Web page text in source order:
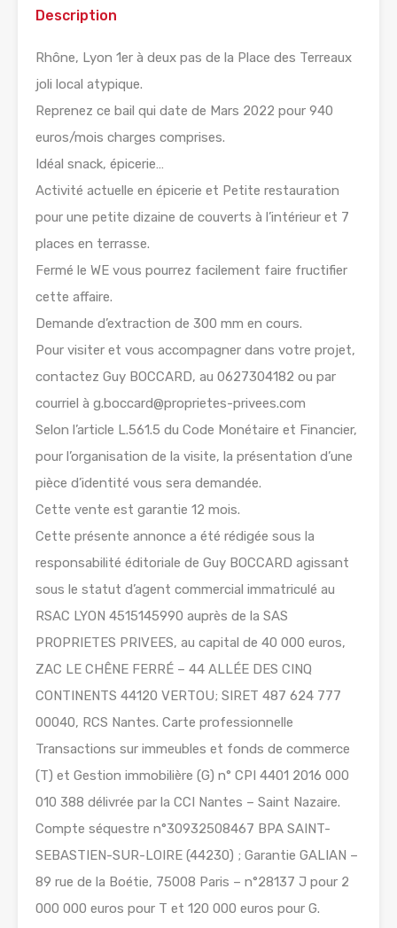
Description
Rhône, Lyon 1er à deux pas de la Place des Terreaux
joli local atypique.
Reprenez ce bail qui date de Mars 2022 pour 940
euros/mois charges comprises.
Idéal snack, épicerie…
Activité actuelle en épicerie et Petite restauration
pour une petite dizaine de couverts à l’intérieur et 7
places en terrasse.
Fermé le WE vous pourrez facilement faire fructifier
cette affaire.
Demande d’extraction de 300 mm en cours.
Pour visiter et vous accompagner dans votre projet,
contactez Guy BOCCARD, au 0627304182 ou par
courriel à g.boccard@proprietes-privees.com
Selon l’article L.561.5 du Code Monétaire et Financier,
pour l’organisation de la visite, la présentation d’une
pièce d’identité vous sera demandée.
Cette vente est garantie 12 mois.
Cette présente annonce a été rédigée sous la
responsabilité éditoriale de Guy BOCCARD agissant
sous le statut d’agent commercial immatriculé au
RSAC LYON 4515145990 auprès de la SAS
PROPRIETES PRIVEES, au capital de 40 000 euros,
ZAC LE CHÊNE FERRÉ – 44 ALLÉE DES CINQ
CONTINENTS 44120 VERTOU; SIRET 487 624 777
00040, RCS Nantes. Carte professionnelle
Transactions sur immeubles et fonds de commerce
(T) et Gestion immobilière (G) n° CPI 4401 2016 000
010 388 délivrée par la CCI Nantes – Saint Nazaire.
Compte séquestre n°30932508467 BPA SAINT-
SEBASTIEN-SUR-LOIRE (44230) ; Garantie GALIAN –
89 rue de la Boétie, 75008 Paris – n°28137 J pour 2
000 000 euros pour T et 120 000 euros pour G.